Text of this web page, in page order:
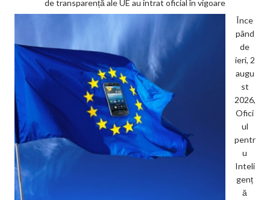
de transparență ale UE au intrat oficial în vigoare
Înce
pând
de
ieri, 2
augu
st
2026,
Ofici
ul
pentr
u
Inteli
genț
ă